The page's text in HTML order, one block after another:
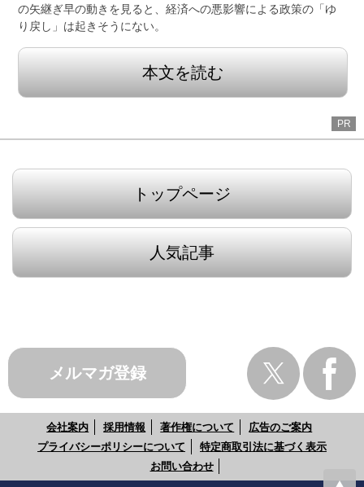
の矢継ぎ早の動きを見ると、経済への悪影響による政策の「ゆ
り戻し」は起きそうにない。
本文を読む
PR
トップページ
人気記事
メルマガ登録
会社案内 採用情報 著作権について
広告のご案内
プライバシーポリシーについて
特定商取引法に基づく表示
お問い合わせ